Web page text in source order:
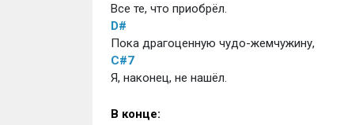
Все те, что приобрёл.
D#
Пока драгоценную чудо-жемчужину,
C#7
Я, наконец, не нашёл.
В конце: